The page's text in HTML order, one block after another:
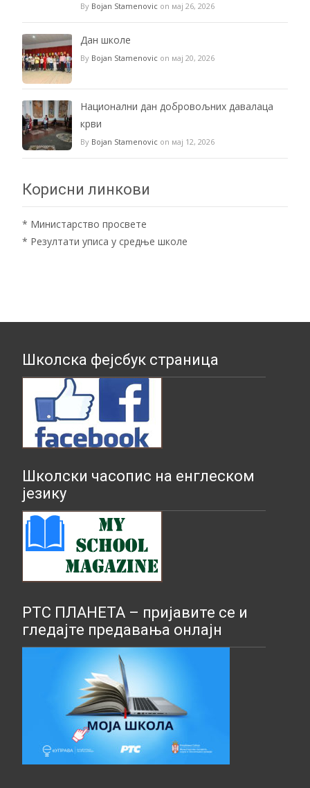
By Bojan Stamenovic on мај 26, 2026
Дан школе
By Bojan Stamenovic on мај 20, 2026
Национални дан добровољних давалаца
крви
By Bojan Stamenovic on мај 12, 2026
Корисни линкови
* Министарство просвете
* Резултати уписа у средње школе
Школска фејсбук страница
Школски часопис на енглеском
језику
РТС ПЛАНЕТА – пријавите се и
гледајте предавања онлајн